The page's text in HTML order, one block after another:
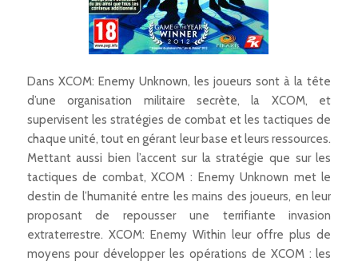
Dans XCOM: Enemy Unknown, les joueurs sont à la tête
d’une organisation militaire secrète, la XCOM, et
supervisent les stratégies de combat et les tactiques de
chaque unité, tout en gérant leur base et leurs ressources.
Mettant aussi bien l’accent sur la stratégie que sur les
tactiques de combat, XCOM : Enemy Unknown met le
destin de l’humanité entre les mains des joueurs, en leur
proposant de repousser une terrifiante invasion
extraterrestre. XCOM: Enemy Within leur offre plus de
moyens pour développer les opérations de XCOM : les